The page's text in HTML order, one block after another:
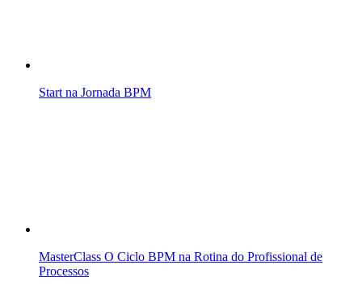
Start na Jornada BPM
MasterClass O Ciclo BPM na Rotina do Profissional de
Processos